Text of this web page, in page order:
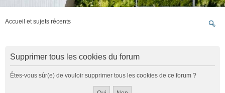
Accueil et sujets récents
Supprimer tous les cookies du forum
Êtes-vous sûr(e) de vouloir supprimer tous les cookies de ce forum ?